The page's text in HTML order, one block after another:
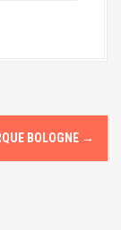
BOLOGNE →